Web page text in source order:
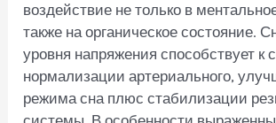
воздействие не только в
также на органическое состояние.
уровня напряжения способствует к
нормализации артериального,
режима сна плюс стабилизации